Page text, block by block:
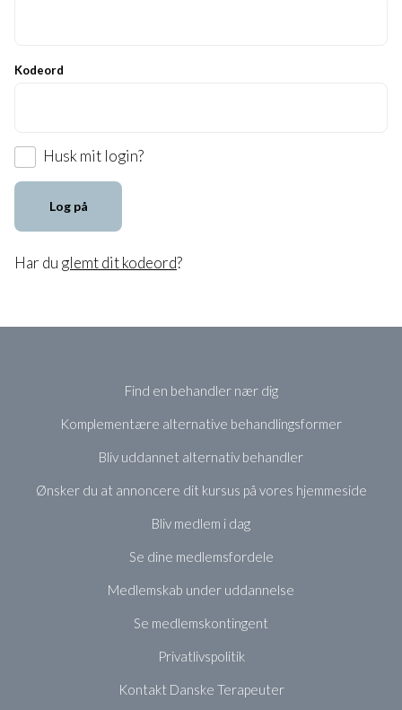
Kodeord
Husk mit login?
Log på
Har du glemt dit kodeord?
Find en behandler nær dig
Komplementære alternative behandlingsformer
Bliv uddannet alternativ behandler
Ønsker du at annoncere dit kursus på vores hjemmeside
Bliv medlem i dag
Se dine medlemsfordele
Medlemskab under uddannelse
Se medlemskontingent
Privatlivspolitik
Kontakt Danske Terapeuter